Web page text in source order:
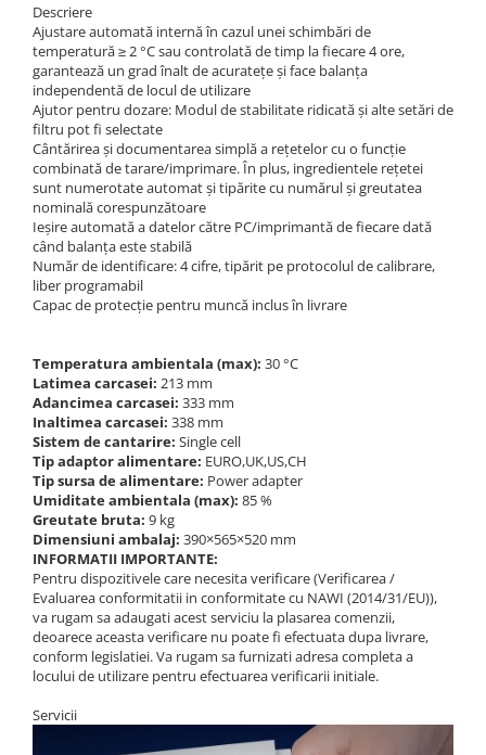
Masurarea grosimii stratului -
Digital
Masurarea grosimii materialului
Metoda Echo-Echo
Metoda Pulse-Echo
Mediul si siguranta muncii
Masurarea intensitatii luminoase
Masurarea intensitatii sunetului
Termometre cu infrarosu
Standuri testare forta
Standuri testare manuala
Componente pentru masurare
Componente pentru masurare
Dispozitive display
Grinzi de cantarire
Platforme
Sisteme de cantarire Industry 4.0
Instrumente optice
Microscoape
Camere microscop
Microscoape cu lumina transmisa
Microscoape cu polarizare
Microscop metalurgic
Descriere
Ajustare automată internă în cazul unei schimbări de
temperatură ≥ 2 °C sau controlată de timp la fiecare 4 ore,
garantează un grad înalt de acuratețe și face balanța
independentă de locul de utilizare
Ajutor pentru dozare: Modul de stabilitate ridicată și alte setări de
filtru pot fi selectate
Cântărirea și documentarea simplă a rețetelor cu o funcție
combinată de tarare/imprimare. În plus, ingredientele rețetei
sunt numerotate automat și tipărite cu numărul și greutatea
nominală corespunzătoare
Ieșire automată a datelor către PC/imprimantă de fiecare dată
când balanța este stabilă
Număr de identificare: 4 cifre, tipărit pe protocolul de calibrare,
liber programabil
Capac de protecție pentru muncă inclus în livrare
Temperatura ambientala (max): 30 °C
Latimea carcasei: 213 mm
Adancimea carcasei: 333 mm
Inaltimea carcasei: 338 mm
Sistem de cantarire: Single cell
Tip adaptor alimentare: EURO,UK,US,CH
Tip sursa de alimentare: Power adapter
Umiditate ambientala (max): 85 %
Greutate bruta: 9 kg
Dimensiuni ambalaj: 390×565×520 mm
INFORMATII IMPORTANTE:
Pentru dispozitivele care necesita verificare (Verificarea /
Evaluarea conformitatii in conformitate cu NAWI (2014/31/EU)),
va rugam sa adaugati acest serviciu la plasarea comenzii,
deoarece aceasta verificare nu poate fi efectuata dupa livrare,
conform legislatiei. Va rugam sa furnizati adresa completa a
locului de utilizare pentru efectuarea verificarii initiale.
Servicii